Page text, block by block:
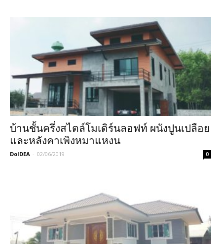
บ้านชั้นครึ่งสไตล์โมเดิร์นลอฟท์ ผนังปูนเปลือย
และหลังคาเพิงหมาแหงน
DoIDEA - 02/06/2019 0